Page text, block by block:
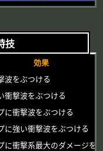
技
効果
波をぶつける
衝撃波をぶつける
に衝撃波をぶつける
に強い衝撃波をぶつける
に衝撃系最大のダメージを